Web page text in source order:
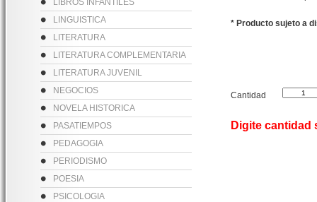
LIBROS INFANTILES
LINGUISTICA
LITERATURA
LITERATURA COMPLEMENTARIA
LITERATURA JUVENIL
NEGOCIOS
NOVELA HISTORICA
PASATIEMPOS
PEDAGOGIA
PERIODISMO
POESIA
PSICOLOGIA
* Producto sujeto a
Cantidad
Digite